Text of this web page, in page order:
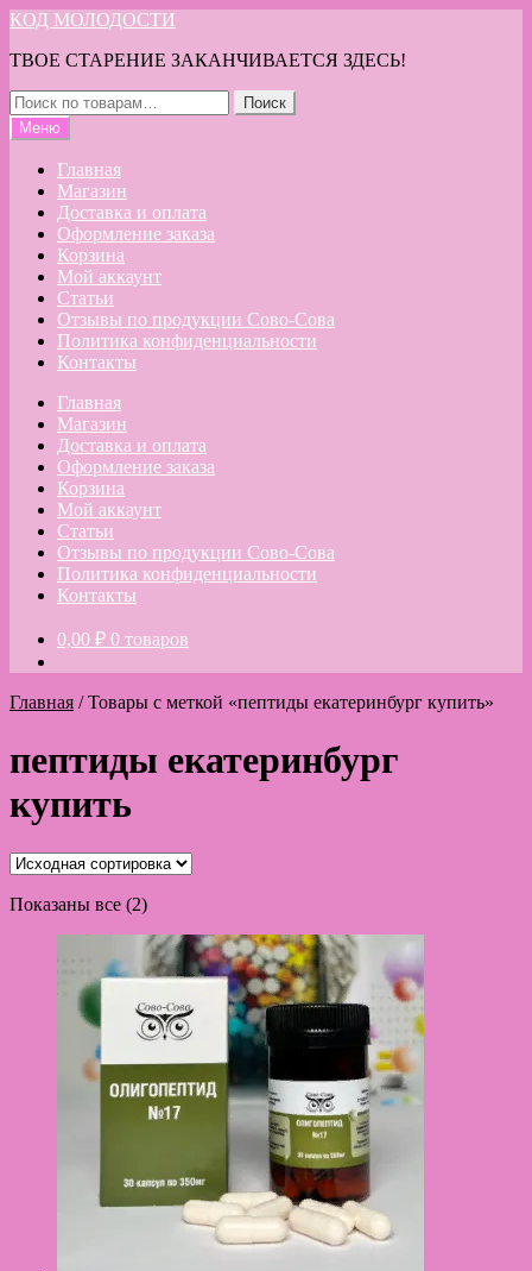
Перейти
навигации
Перейти
содержимому
КОД МОЛОДОСТИ
ТВОЕ СТАРЕНИЕ ЗАКАНЧИВАЕТСЯ ЗДЕСЬ!
Искать:
Поиск
Меню
Главная
Магазин
Доставка и оплата
Оформление заказа
Корзина
Мой аккаунт
Статьи
Отзывы по продукции Сово-Сова
Политика конфиденциальности
Контакты
Главная
Магазин
Доставка и оплата
Оформление заказа
Корзина
Мой аккаунт
Статьи
Отзывы по продукции Сово-Сова
Политика конфиденциальности
Контакты
0,00 ₽ 0 товаров
Главная /Товары с меткой «пептиды екатеринбург купить»
пептиды екатеринбург
купить
Показаны все (2)